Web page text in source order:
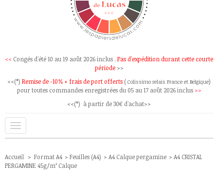
<< Congés d'été 10 au 19 août 2026 inclus . Pas d'expédition durant cette courte
période>>
<<(*) Remise de -10% + frais de port offerts ( Colissimo relais France et Belgique)
pour toutes commandes enregistrées du 05 au 17 août 2026 inclus >>
<<(*) à partir de 30€ d'achat>>
Navigation
Accueil > Format A4 > Feuilles (A4) > A4 Calque pergamine > A4 CRISTAL
PERGAMINE 45g/m² Calque